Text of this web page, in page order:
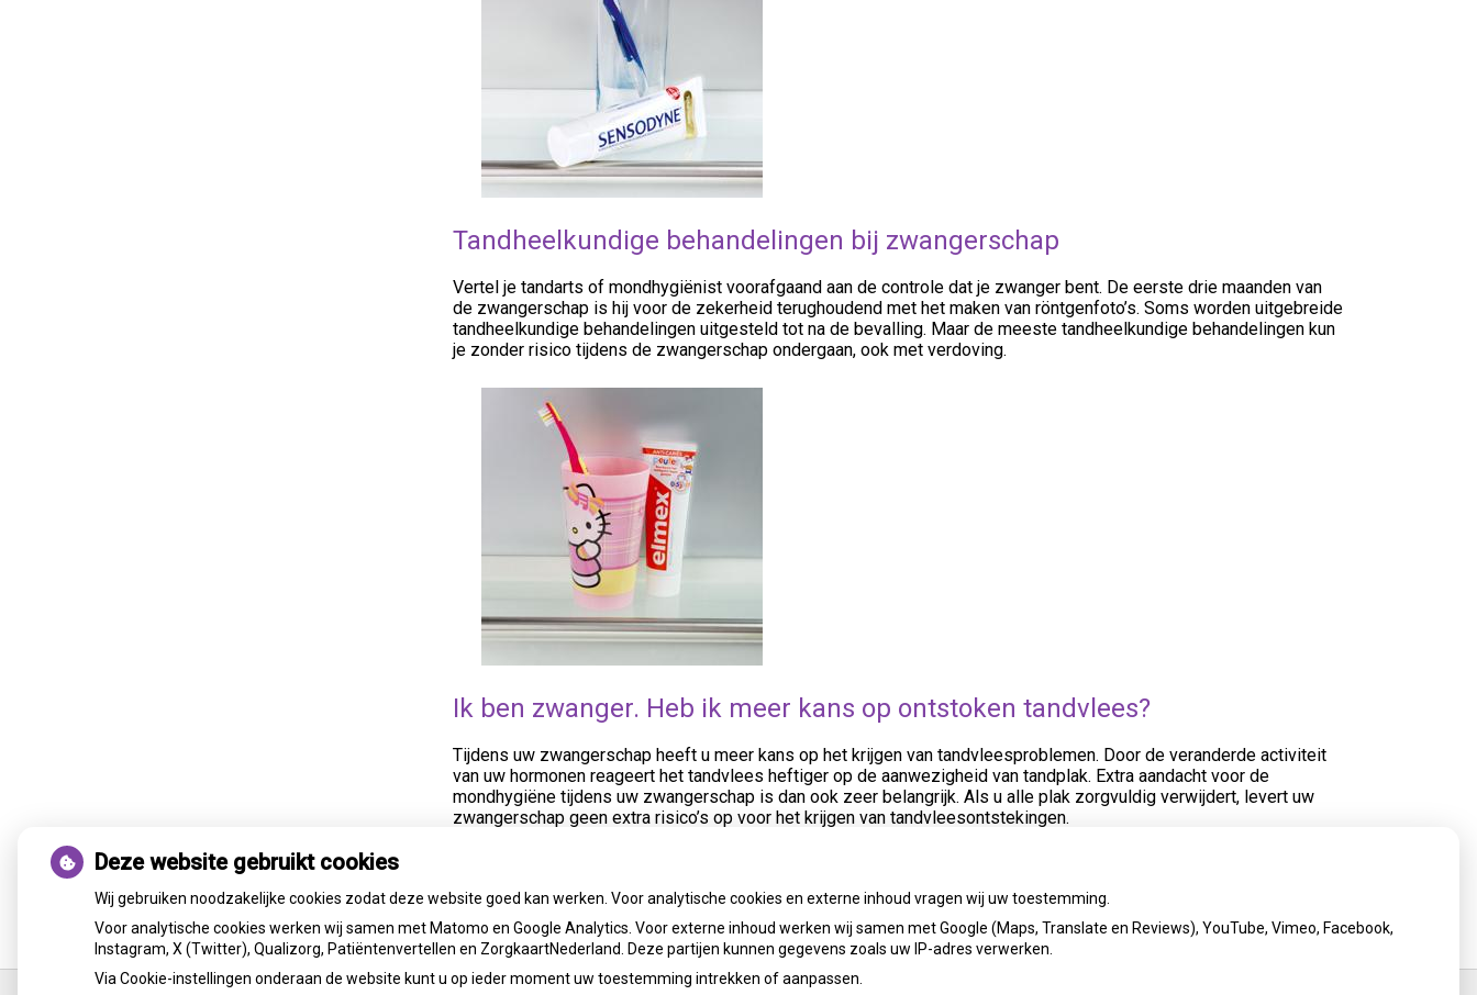
Tandheelkundige behandelingen bij zwangerschap
Vertel je tandarts of mondhygiënist voorafgaand aan de controle dat je zwanger bent. De eerste drie maanden van
de zwangerschap is hij voor de zekerheid terughoudend met het maken van röntgenfoto’s. Soms worden uitgebreide
tandheelkundige behandelingen uitgesteld tot na de bevalling. Maar de meeste tandheelkundige behandelingen kun
je zonder risico tijdens de zwangerschap ondergaan, ook met verdoving.
Ik ben zwanger. Heb ik meer kans op ontstoken tandvlees?
Tijdens uw zwangerschap heeft u meer kans op het krijgen van tandvleesproblemen. Door de veranderde activiteit
van uw hormonen reageert het tandvlees heftiger op de aanwezigheid van tandplak. Extra aandacht voor de
mondhygiëne tijdens uw zwangerschap is dan ook zeer belangrijk. Als u alle plak zorgvuldig verwijdert, levert uw
zwangerschap geen extra risico’s op voor het krijgen van tandvleesontstekingen.
Deze website gebruikt cookies
Wij gebruiken noodzakelijke cookies zodat deze website goed kan werken. Voor analytische cookies en externe inhoud vragen wij uw toestemming.
Voor analytische cookies werken wij samen met Matomo en Google Analytics. Voor externe inhoud werken wij samen met Google (Maps, Translate en Reviews), YouTube, Vimeo, Facebook,
Instagram, X (Twitter), Qualizorg, Patiëntenvertellen en ZorgkaartNederland. Deze partijen kunnen gegevens zoals uw IP-adres verwerken.
Via Cookie-instellingen onderaan de website kunt u op ieder moment uw toestemming intrekken of aanpassen.